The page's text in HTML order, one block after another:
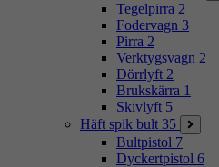
Tegelpirra 2
Fodervagn 3
Pirra 2
Verktygsvagn 2
Dörrlyft 2
Brukskärra 1
Skivlyft 5
Häft spik bult 35
Bultpistol 7
Dyckertpistol 6